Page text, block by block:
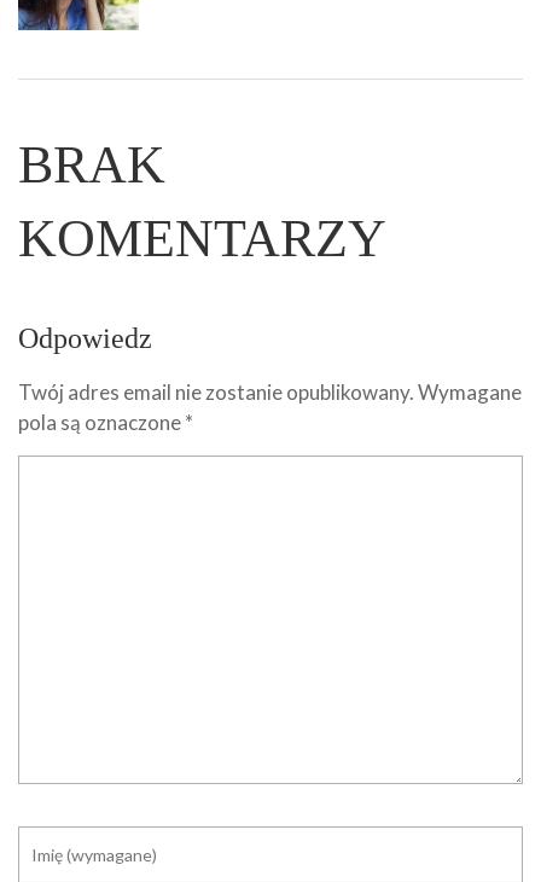
BRAK
KOMENTARZY
Odpowiedz
Twój adres email nie zostanie opublikowany.Wymagane
pola są oznaczone*